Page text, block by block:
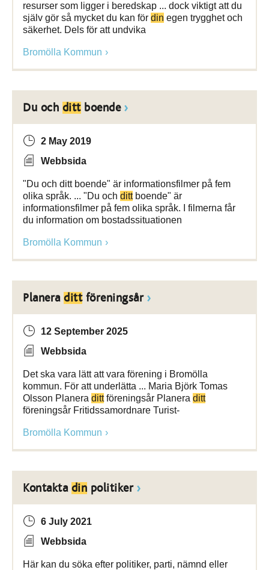
resurser som ligger i beredskap ... dock viktigt att du
själv gör så mycket du kan för din egen trygghet och
säkerhet. Dels för att undvika
Bromölla Kommun
Du och dittboende
2 May 2019
Webbsida
"Du och ditt boende" är informationsfilmer på fem
olika språk. ... "Du och dittboende" är
informationsfilmer på fem olika språk. I filmerna får
du information om bostadssituationen
Bromölla Kommun
Planera dittföreningsår
12 September 2025
Webbsida
Det ska vara lätt att vara förening i Bromölla
kommun. För att underlätta ... Maria Björk Tomas
Olsson Planera dittföreningsår Planera ditt
föreningsår Fritidssamordnare Turist-
Bromölla Kommun
Kontakta din politiker
6 July 2021
Webbsida
Här kan du söka efter politiker, parti, nämnd eller